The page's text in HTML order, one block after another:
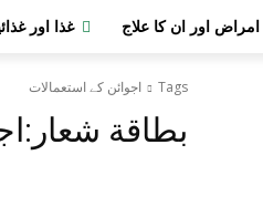
غذا اور امراض اور ان کا علاج
Tags اجوائن کے استعمالات
بطاقة شعار: